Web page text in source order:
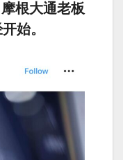
根大通老板
始。